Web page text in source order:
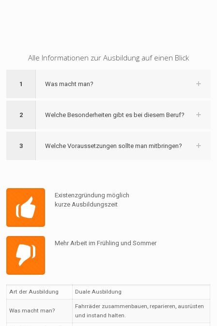
Alle Informationen zur Ausbildung auf einen Blick
1 Was macht man?
2 Welche Besonderheiten gibt es bei diesem Beruf?
3 Welche Voraussetzungen sollte man mitbringen?
Existenzgründung möglich
kurze Ausbildungszeit
Mehr Arbeit im Frühling und Sommer
Art der Ausbildung Duale Ausbildung
Was macht man?
Fahrräder zusammenbauen, reparieren, ausrüsten
und instand halten.